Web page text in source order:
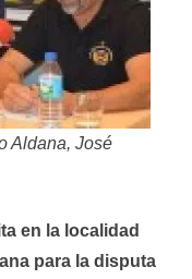
Aldana, José
en la localidad
para la disputa